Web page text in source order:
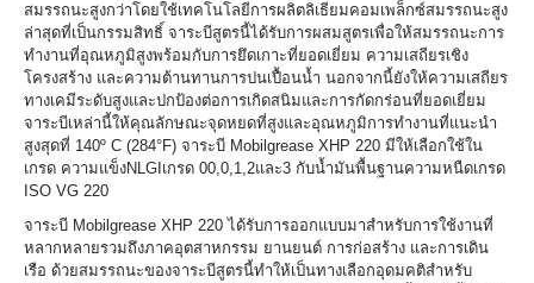
สมรรถนะสูงกว่าโดยใช้เทคโนโลยีการผลิตลิเธียมคอมเพล็กซ์สมรรถนะสูง
ล่าสุดที่เป็นกรรมสิทธิ์ จาระบีสูตรนี้ได้รับการผสมสูตรเพื่อให้สมรรถนะการ
ทำงานที่อุณหภูมิสูงพร้อมกับการยึดเกาะที่ยอดเยี่ยม ความเสถียรเชิง
โครงสร้าง และความต้านทานการปนเปื้อนน้ำ นอกจากนี้ยังให้ความเสถียร
ทางเคมีระดับสูงและปกป้องต่อการเกิดสนิมและการกัดกร่อนที่ยอดเยี่ยม
จาระบีเหล่านี้ให้คุณลักษณะจุดหยดที่สูงและอุณหภูมิการทำงานที่แนะนำ
สูงสุดที่ 140º C (284°F) จาระบี Mobilgrease XHP 220 มีให้เลือกใช้ใน
เกรด ความแข็งNLGIเกรด 00,0,1,2และ3 กับน้ำมันพื้นฐานความหนืดเกรด
ISO VG 220
จาระบี Mobilgrease XHP 220 ได้รับการออกแบบมาสำหรับการใช้งานที่
หลากหลายรวมถึงภาคอุตสาหกรรม ยานยนต์ การก่อสร้าง และการเดิน
เรือ ด้วยสมรรถนะของจาระบีสูตรนี้ทำให้เป็นทางเลือกอุดมคติสำหรับ